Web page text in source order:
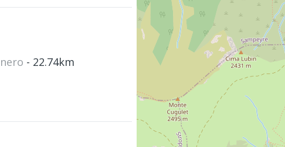
- 22.74km